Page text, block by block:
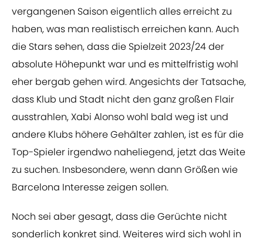
vergangenen Saison eigentlich alles erreicht zu
haben, was man realistisch erreichen kann. Auch
die Stars sehen, dass die Spielzeit 2023/24 der
absolute Höhepunkt war und es mittelfristig wohl
eher bergab gehen wird. Angesichts der Tatsache,
dass Klub und Stadt nicht den ganz großen Flair
ausstrahlen, Xabi Alonso wohl bald weg ist und
andere Klubs höhere Gehälter zahlen, ist es für die
Top-Spieler irgendwo naheliegend, jetzt das Weite
zu suchen. Insbesondere, wenn dann Größen wie
Barcelona Interesse zeigen sollen.
Noch sei aber gesagt, dass die Gerüchte nicht
sonderlich konkret sind. Weiteres wird sich wohl in